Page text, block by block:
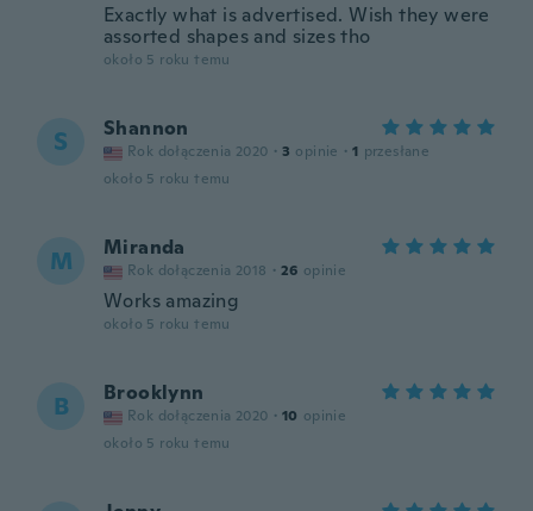
Exactly what is advertised. Wish they were
assorted shapes and sizes tho
około 5 roku temu
S Shannon
Rok dołączenia 2020 · 3 opinie · 1 przesłane
około 5 roku temu
M Miranda
Rok dołączenia 2018 · 26 opinie
Works amazing
około 5 roku temu
B Brooklynn
Rok dołączenia 2020 · 10 opinie
około 5 roku temu